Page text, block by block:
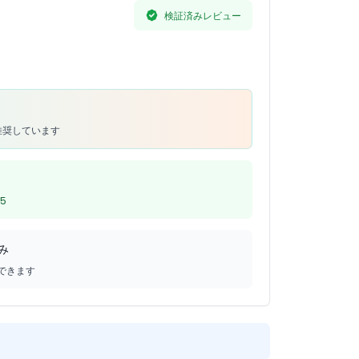
検証済みレビュー
しています
きます